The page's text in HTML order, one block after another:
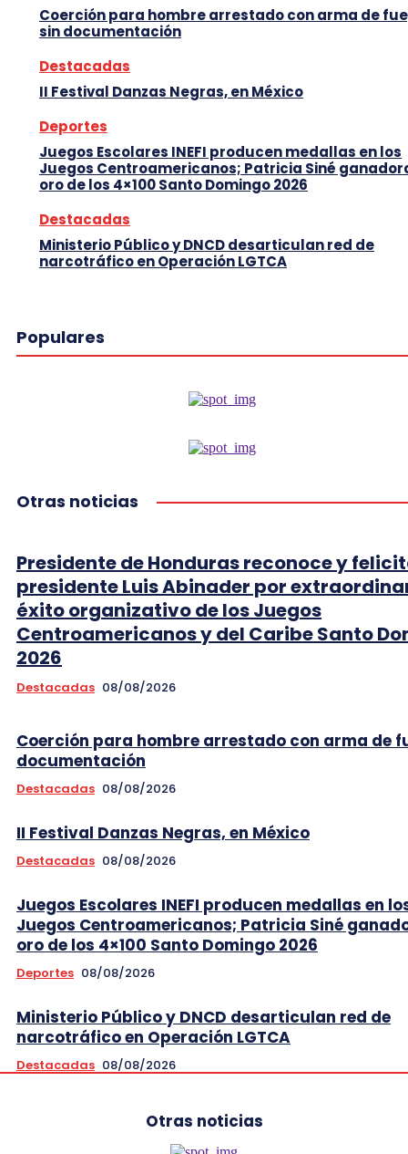
Coerción para hombre arrestado con arma de
sin documentación
Destacadas
II Festival Danzas Negras, en México
Deportes
Juegos Escolares INEFI producen medallas en los
Juegos Centroamericanos; Patricia Siné
oro de los 4×100 Santo Domingo 2026
Destacadas
Ministerio Público y DNCD desarticulan red de
narcotráfico en Operación LGTCA
Populares
Otras noticias
Presidente de Honduras reconoce y
presidente Luis Abinader por
éxito organizativo de los Juegos
Centroamericanos y del Caribe Santo
2026
Destacadas 08/08/2026
Coerción para hombre arrestado con arma de
documentación
Destacadas 08/08/2026
II Festival Danzas Negras, en México
Destacadas 08/08/2026
Juegos Escolares INEFI producen medallas en
Juegos Centroamericanos; Patricia Siné
oro de los 4×100 Santo Domingo 2026
Deportes 08/08/2026
Ministerio Público y DNCD desarticulan red de
narcotráfico en Operación LGTCA
Destacadas 08/08/2026
Otras noticias